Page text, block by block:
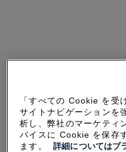
「すべての Cookie を受
サイトナビゲーションを
析し、弊社のマーケティ
バイスに Cookie を保存
ます。
詳細についてはブ